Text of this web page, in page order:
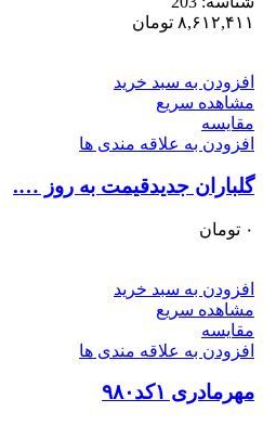
۸,۶۱۲,۴۱۱ تومان
افزودن به سبد خرید
مشاهده سریع
مقایسه
افزودن به علاقه مندی ها
گلباران جدیدقیمت به روز ….
۰ تومان
افزودن به سبد خرید
مشاهده سریع
مقایسه
افزودن به علاقه مندی ها
مهرمادری ۱کد۹۸۰